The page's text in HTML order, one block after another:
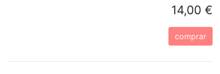
14,00 €
comprar